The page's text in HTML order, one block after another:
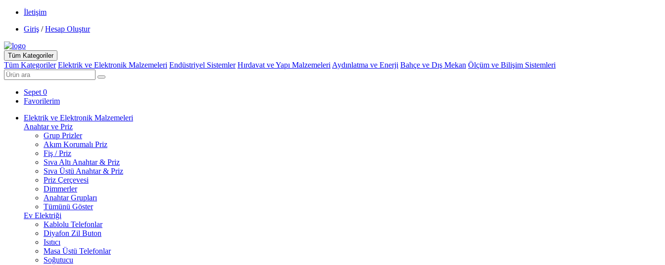
İletişim
Giriş / Hesap Oluştur
Tüm Kategoriler
Tüm Kategoriler Elektrik ve Elektronik Malzemeleri Endüstriyel Sistemler Hırdavat ve Yapı Malzemeleri Aydınlatma ve Enerji Bahçe ve Dış Mekan Ölçüm ve Bilişim Sistemleri
Sepet 0
Favorilerim
Elektrik ve Elektronik Malzemeleri
Anahtar ve Priz
Grup Prizler
Akım Korumalı Priz
Fiş / Priz
Sıva Altı Anahtar & Priz
Sıva Üstü Anahtar & Priz
Priz Çerçevesi
Dimmerler
Anahtar Grupları
Tümünü Göster
Ev Elektriği
Kablolu Telefonlar
Diyafon Zil Buton
Isıtıcı
Masa Üstü Telefonlar
Soğutucu